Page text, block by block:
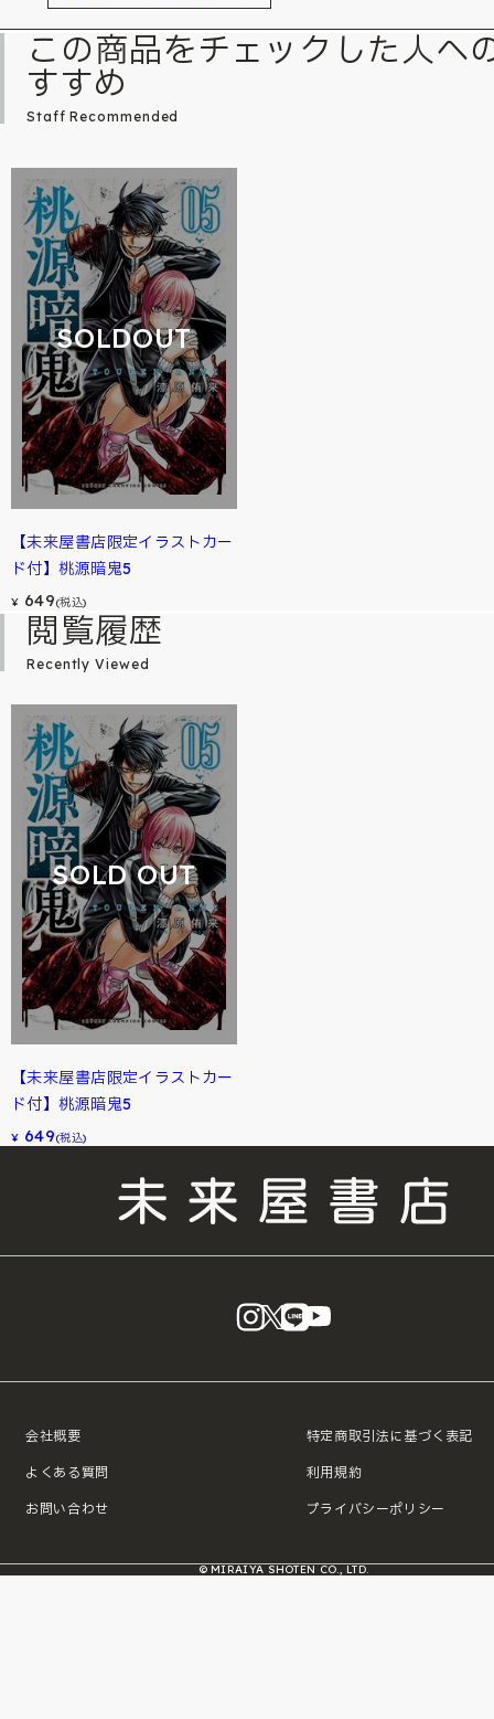
この商品をチェックした人へ
すすめ
Staff Recommended
SOLDOUT
【未来屋書店限定イラストカー
ド付】桃源暗鬼5
¥ 649(税込)
閲覧履歴
Recently Viewed
SOLD OUT
【未来屋書店限定イラストカー
ド付】桃源暗鬼5
¥ 649(税込)
instagram
X LINE
会社概要
よくある質問
お問い合わせ
特定商取引法に基づく表記
利用規約
プライバシーポリシー
© MIRAIYA SHOTEN CO., LTD.